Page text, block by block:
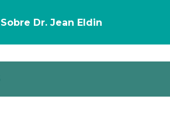
Sobre Dr. Jean Eldin